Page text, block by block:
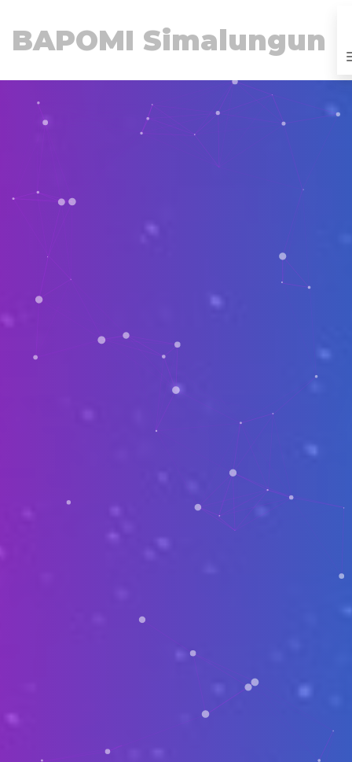
BAPOMI Simalungun